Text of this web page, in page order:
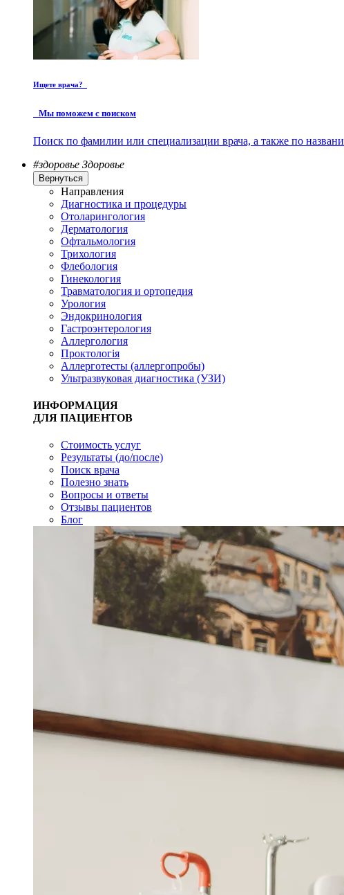
Ищете врача?
Мы поможем с поиском
Поиск по фамилии или специализации врача, а также по
#здоровье Здоровье
Вернуться
Направления
Диагностика и процедуры
Отоларингология
Дерматология
Офтальмология
Трихология
Флебология
Гинекология
Травматология и ортопедия
Урология
Эндокринология
Гастроэнтерология
Аллергология
Проктологія
Аллерготесты (аллергопробы)
Ультразвуковая диагностика (УЗИ)
ИНФОРМАЦИЯ
ДЛЯ ПАЦИЕНТОВ
Стоимость услуг
Результаты (до/после)
Поиск врача
Полезно знать
Вопросы и ответы
Отзывы пациентов
Блог